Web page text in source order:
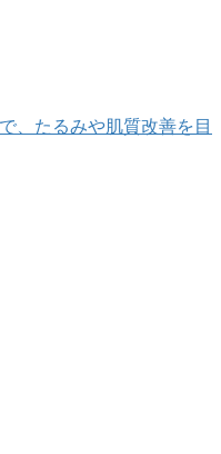
、たるみや肌質改善を目